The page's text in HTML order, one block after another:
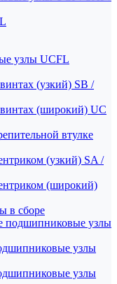
узлы UCFL
(узкий) SB /
(широкий) UC
втулке
(узкий) SA /
(широкий)
в сборе
подшипниковые узлы
узлы
узлы